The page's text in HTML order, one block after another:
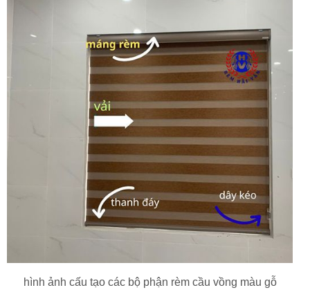
hình ảnh cấu tạo các bộ phận rèm cầu vồng màu gỗ